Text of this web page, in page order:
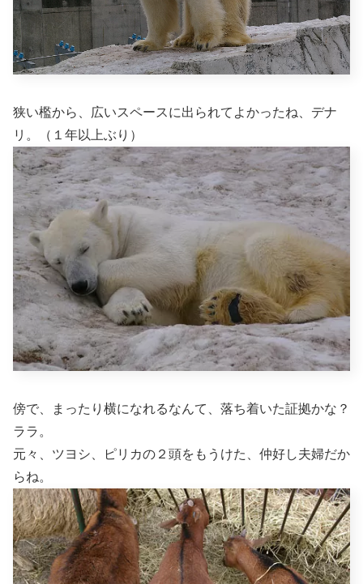
狭い檻から、広いスペースに出られてよかったね、デナ
リ。（１年以上ぶり）
傍で、まったり横になれるなんて、落ち着いた証拠かな？
ララ。
元々、ツヨシ、ピリカの２頭をもうけた、仲好し夫婦だか
らね。